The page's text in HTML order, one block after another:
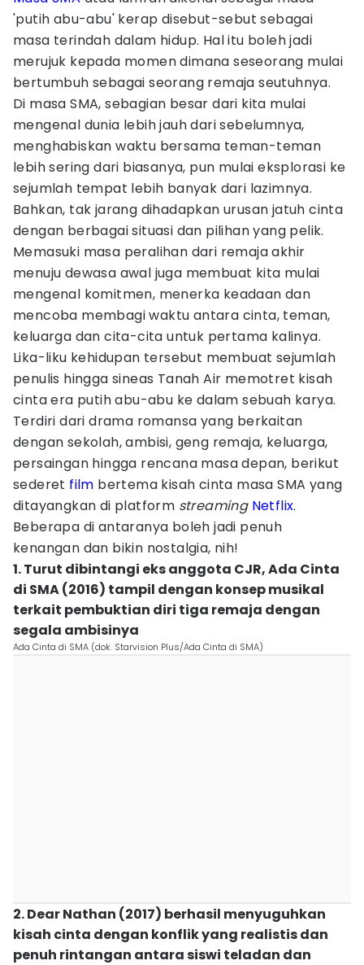
'putih abu-abu' kerap disebut-sebut sebagai
masa terindah dalam hidup. Hal itu boleh jadi
merujuk kepada momen dimana seseorang mulai
bertumbuh sebagai seorang remaja seutuhnya.
Di masa SMA, sebagian besar dari kita mulai
mengenal dunia lebih jauh dari sebelumnya,
menghabiskan waktu bersama teman-teman
lebih sering dari biasanya, pun mulai eksplorasi ke
sejumlah tempat lebih banyak dari lazimnya.
Bahkan, tak jarang dihadapkan urusan jatuh cinta
dengan berbagai situasi dan pilihan yang pelik.
Memasuki masa peralihan dari remaja akhir
menuju dewasa awal juga membuat kita mulai
mengenal komitmen, menerka keadaan dan
mencoba membagi waktu antara cinta, teman,
keluarga dan cita-cita untuk pertama kalinya.
Lika-liku kehidupan tersebut membuat sejumlah
penulis hingga sineas Tanah Air memotret kisah
cinta era putih abu-abu ke dalam sebuah karya.
Terdiri dari drama romansa yang berkaitan
dengan sekolah, ambisi, geng remaja, keluarga,
persaingan hingga rencana masa depan, berikut
sederet film bertema kisah cinta masa SMA yang
ditayangkan di platform streaming Netflix.
Beberapa di antaranya boleh jadi penuh
kenangan dan bikin nostalgia, nih!
1. Turut dibintangi eks anggota CJR, Ada Cinta
di SMA (2016) tampil dengan konsep musikal
terkait pembuktian diri tiga remaja dengan
segala ambisinya
Ada Cinta di SMA (dok. Starvision Plus/Ada Cinta di SMA)
2. Dear Nathan (2017) berhasil menyuguhkan
kisah cinta dengan konflik yang realistis dan
penuh rintangan antara siswi teladan dan